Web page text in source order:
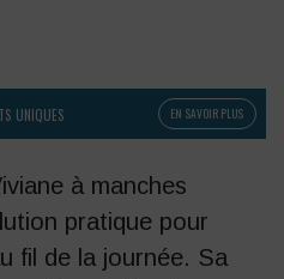
UNIQUES EN SAVOIR PLUS
à manches
pratique pour
fil de la journée. Sa